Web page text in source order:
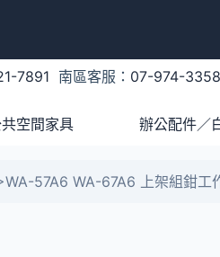
7891 南區客服： 07-974-3358
空間家具 辦公配件／
WA-57A6 WA-67A6 上架組鉗工